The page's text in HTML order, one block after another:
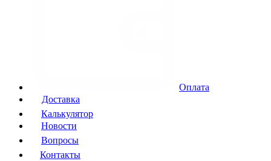
Оплата
Доставка
Калькулятор
Новости
Вопросы
Контакты